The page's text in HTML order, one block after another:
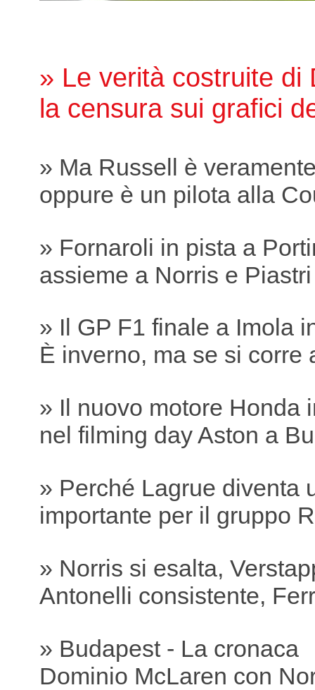
» Le verità costruite di
la censura sui grafici
» Ma Russell è
oppure è un pilota alla
» Fornaroli in pista a
assieme a Norris e Piastri
» Il GP F1 finale a Imola
È inverno, ma se si corre
» Il nuovo motore Honda
nel filming day Aston a
» Perché Lagrue diventa
importante per il gruppo
» Norris si esalta,
Antonelli consistente,
» Budapest - La cronaca
Dominio McLaren con